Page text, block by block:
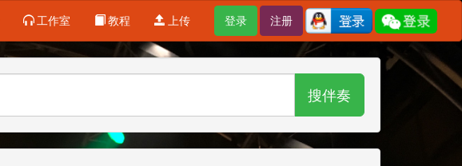
登录 注册
工作室 教程 上传
搜伴奏